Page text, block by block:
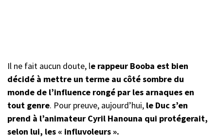
Il ne fait aucun doute, le rappeur Booba est bien
décidé à mettre un terme au côté sombre du
monde de l’influence rongé par les arnaques en
tout genre. Pour preuve, aujourd’hui, le Duc s’en
prend à l’animateur Cyril Hanouna qui protégerait,
selon lui, les « influvoleurs ».